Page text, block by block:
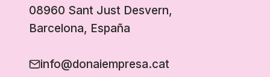
08960 Sant Just Desvern,
Barcelona, España
info@donaiempresa.cat